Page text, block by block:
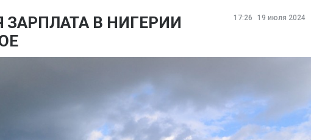
17:26 19 июля 2024
В НИГЕРИИ